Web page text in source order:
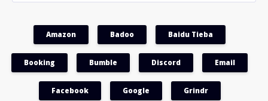
Amazon Badoo Baidu Tieba
Booking Bumble Discord Email
Facebook Google Grindr